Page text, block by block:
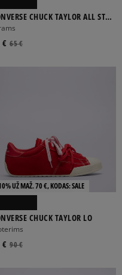
CHUCK TAYLOR ALL STAR
65 €
UŽ MAŽ. 70 €, KODAS: SALE
CHUCK TAYLOR LO
90 €